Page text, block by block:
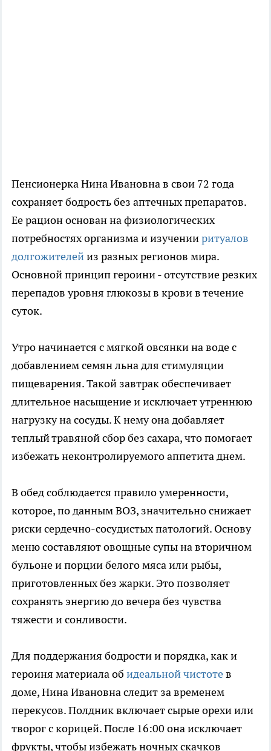
Пенсионерка Нина Ивановна в свои 72 года
сохраняет бодрость без аптечных препаратов.
Ее рацион основан на физиологических
потребностях организма и изученииритуалов
долгожителейиз разных регионов мира.
Основной принцип героини - отсутствие резких
перепадов уровня глюкозы в крови в течение
суток.
Утро начинается с мягкой овсянки на воде с
добавлением семян льна для стимуляции
пищеварения. Такой завтрак обеспечивает
длительное насыщение и исключает утреннюю
нагрузку на сосуды. К нему она добавляет
теплый травяной сбор без сахара, что помогает
избежать неконтролируемого аппетита днем.
В обед соблюдается правило умеренности,
которое, по данным ВОЗ, значительно снижает
риски сердечно-сосудистых патологий. Основу
меню составляют овощные супы на вторичном
бульоне и порции белого мяса или рыбы,
приготовленных без жарки. Это позволяет
сохранять энергию до вечера без чувства
тяжести и сонливости.
Для поддержания бодрости и порядка, как и
героиня материала об идеальной чистотев
доме, Нина Ивановна следит за временем
перекусов. Полдник включает сырые орехи или
творог с корицей. После 16:00 она исключает
фрукты, чтобы избежать ночных скачков